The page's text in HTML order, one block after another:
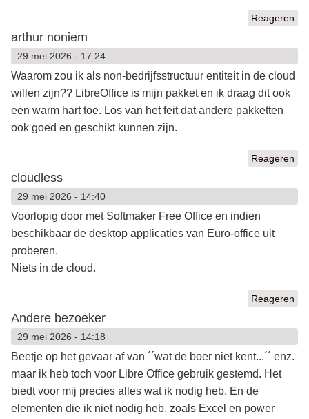
Reageren
arthur noniem
29 mei 2026 - 17:24
Waarom zou ik als non-bedrijfsstructuur entiteit in de cloud
willen zijn?? LibreOffice is mijn pakket en ik draag dit ook
een warm hart toe. Los van het feit dat andere pakketten
ook goed en geschikt kunnen zijn.
Reageren
cloudless
29 mei 2026 - 14:40
Voorlopig door met Softmaker Free Office en indien
beschikbaar de desktop applicaties van Euro-office uit
proberen.
Niets in de cloud.
Reageren
Andere bezoeker
29 mei 2026 - 14:18
Beetje op het gevaar af van ´´wat de boer niet kent...´´ enz.
maar ik heb toch voor Libre Office gebruik gestemd. Het
biedt voor mij precies alles wat ik nodig heb. En de
elementen die ik niet nodig heb, zoals Excel en power